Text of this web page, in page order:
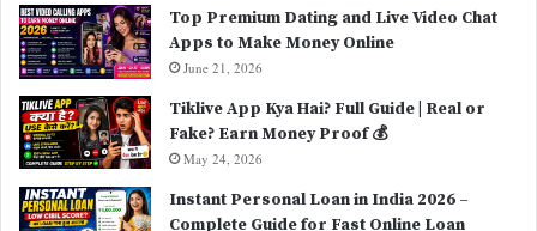
Top Premium Dating and Live Video Chat
Apps to Make Money Online
June 21, 2026
Tiklive App Kya Hai? Full Guide | Real or
Fake? Earn Money Proof 💰
May 24, 2026
Instant Personal Loan in India 2026 –
Complete Guide for Fast Online Loan